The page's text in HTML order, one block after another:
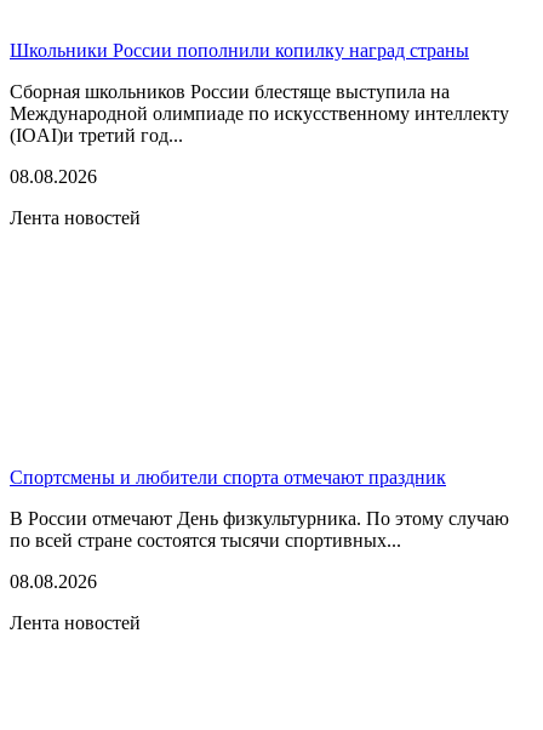
Школьники России пополнили копилку наград страны
Сборная школьников России блестяще выступила на
Международной олимпиаде по искусственному интеллекту
(IOAI)и третий год...
08.08.2026
Лента новостей
Спортсмены и любители спорта отмечают праздник
В России отмечают День физкультурника. По этому случаю
по всей стране состоятся тысячи спортивных...
08.08.2026
Лента новостей